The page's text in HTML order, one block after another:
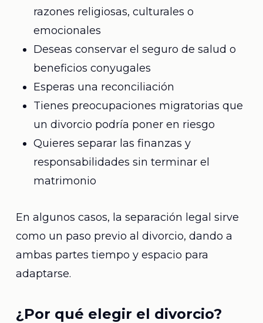
razones religiosas, culturales o
emocionales
Deseas conservar el seguro de salud o
beneficios conyugales
Esperas una reconciliación
Tienes preocupaciones migratorias que
un divorcio podría poner en riesgo
Quieres separar las finanzas y
responsabilidades sin terminar el
matrimonio
En algunos casos, la separación legal sirve
como un paso previo al divorcio, dando a
ambas partes tiempo y espacio para
adaptarse.
¿Por qué elegir el divorcio?